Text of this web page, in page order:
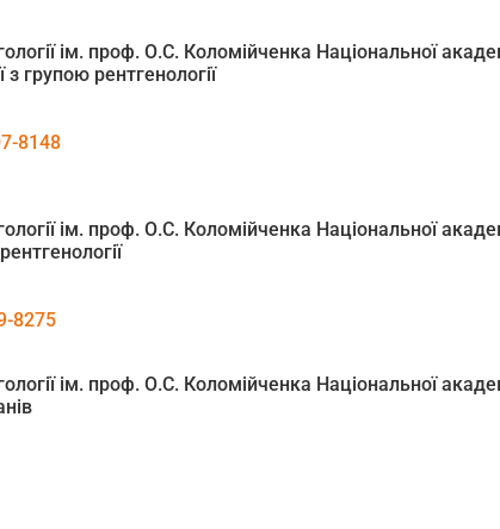
ім. проф. О.С. Коломійченка Національної
з групою рентгенології
8148
ім. проф. О.С. Коломійченка Національної
8275
ім. проф. О.С. Коломійченка Національної